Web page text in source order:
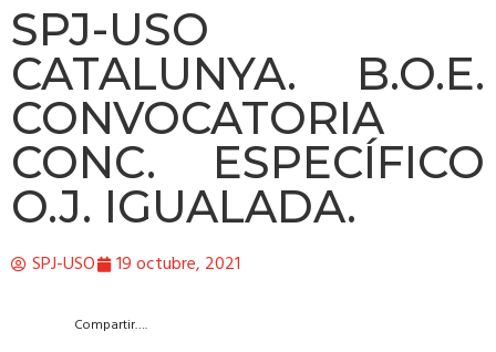
SPJ-USO
CATALUNYA. B.O.E.
CONVOCATORIA
CONC. ESPECÍFICO
O.J. IGUALADA.
SPJ-USO 19 octubre, 2021
Compartir….